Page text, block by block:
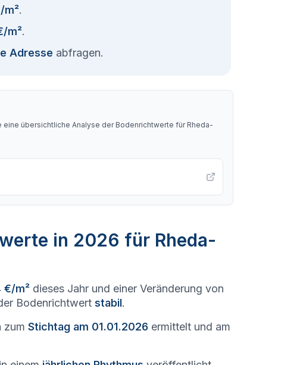
m².
m².
Adresse abfragen.
eine übersichtliche Analyse der Bodenrichtwerte für Rheda-
in 2026 für Rheda-
€/m² dieses Jahr und einer Veränderung von
Bodenrichtwert stabil.
zum Stichtag am 01.01.2026 ermittelt und am